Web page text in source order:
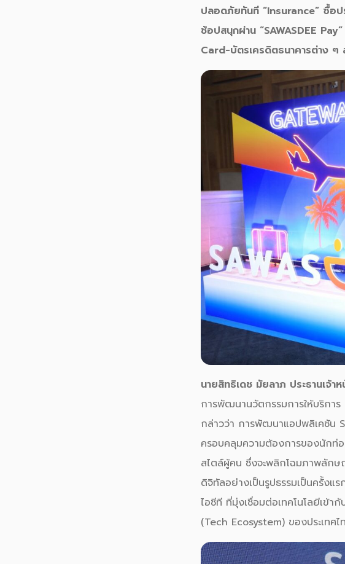
ปลอดภัยทันที “Insurance” ซื้อป
ช้อปสนุกผ่าน “SAWASDEE
Card-บัตรเครดิตธนาคารต่าง ๆ
นายสิทธิเดช มัยลาภ ประธานเจ้
การพัฒนานวัตกรรมการให้บริกา
กล่าวว่า การพัฒนาแอปพลิเคชัน
ครอบคลุมความต้องการของนักท่
สไตล์ผู้คน ซึ่งจะพลิกโฉมภาพลักษ
ดิจิทัลอย่างเป็นรูปธรรมเป็นครั้ง
ไอซีที ที่มุ่งเชื่อมต่อเทคโนโลยีเข้า
(Tech Ecosystem) ของประเท